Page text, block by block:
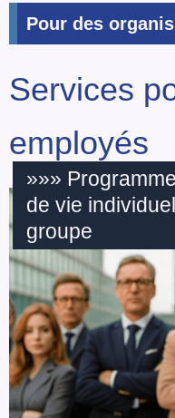
Pour des
Services
employés
»»»
de vie
groupe